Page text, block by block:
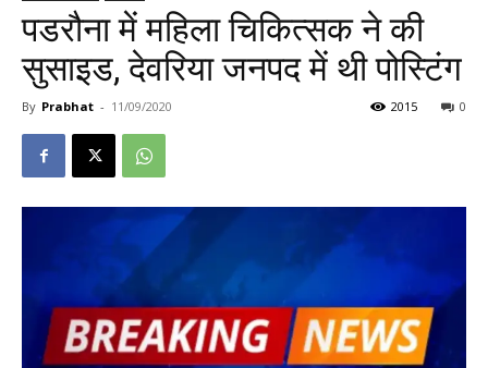
पडरौना में महिला चिकित्सक ने की
सुसाइड, देवरिया जनपद में थी पोस्टिंग
By Prabhat - 11/09/2020 0
2015